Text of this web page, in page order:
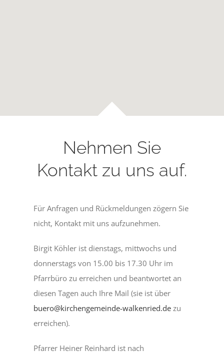
Nehmen Sie
Kontakt zu uns auf.
Für Anfragen und Rückmeldungen zögern Sie
nicht, Kontakt mit uns aufzunehmen.
Birgit Köhler ist dienstags, mittwochs und
donnerstags von 15.00 bis 17.30 Uhr im
Pfarrbüro zu erreichen und beantwortet an
diesen Tagen auch Ihre Mail (sie ist über
buero@kirchengemeinde-walkenried.de zu
erreichen).
Pfarrer Heiner Reinhard ist nach